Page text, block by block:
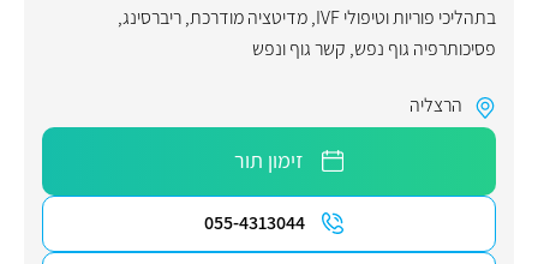
בתהליכי פוריות וטיפולי IVF
,מדיטציה מודרכת,ריברסינג,
פסיכותרפיה גוף נפש, קשר גוף ונפש
הרצליה
זימון תור
055-4313044